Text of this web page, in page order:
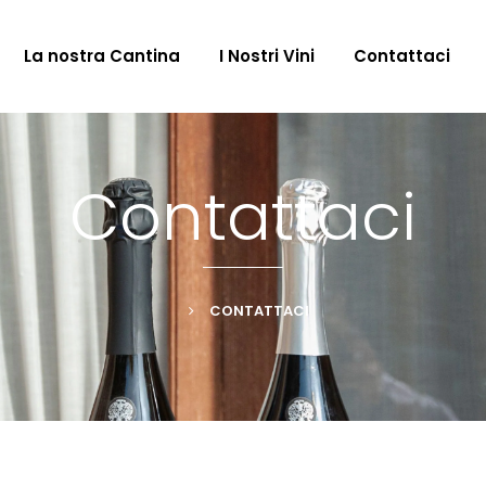
La nostra Cantina I Nostri Vini Contattaci
Contattaci
CONTATTACI